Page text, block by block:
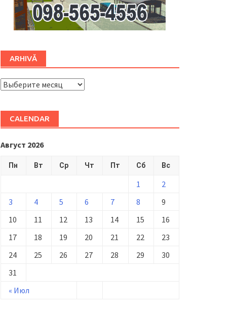
ARHIVĂ
ARHIVĂ
CALENDAR
Август 2026
Пн Вт Ср Чт Пт Сб Вс
« Июл
1
2
3
4 5 6 7 8
9
10
11 12 13 14 15
16
17
18 19 20 21 22
23
24
25 26 27 28 29
30
31